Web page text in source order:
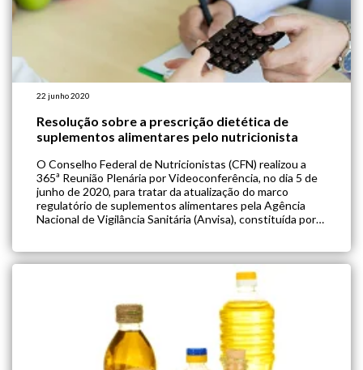
22 junho 2020
Resolução sobre a prescrição dietética de
suplementos alimentares pelo nutricionista
O Conselho Federal de Nutricionistas (CFN) realizou a
365ª Reunião Plenária por Videoconferência, no dia 5 de
junho de 2020, para tratar da atualização do marco
regulatório de suplementos alimentares pela Agência
Nacional de Vigilância Sanitária (Anvisa), constituída por